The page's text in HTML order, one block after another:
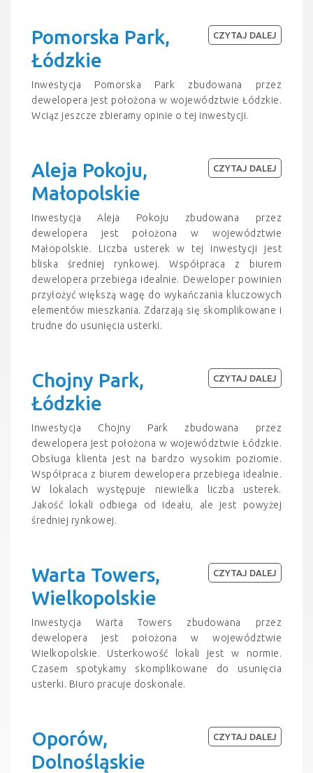
Pomorska Park,
Łódzkie
Inwestycja Pomorska Park zbudowana przez
dewelopera jest położona w województwie Łódzkie.
Wciąz jeszcze zbieramy opinie o tej inwestycji.
CZYTAJ DALEJ
Aleja Pokoju,
Małopolskie
Inwestycja Aleja Pokoju zbudowana przez
dewelopera jest położona w województwie
Małopolskie. Liczba usterek w tej inwestycji jest
bliska średniej rynkowej. Współpraca z biurem
dewelopera przebiega idealnie. Deweloper powinien
przyłożyć większą wagę do wykańczania kluczowych
elementów mieszkania. Zdarzają się skomplikowane i
trudne do usunięcia usterki.
CZYTAJ DALEJ
Chojny Park,
Łódzkie
Inwestycja Chojny Park zbudowana przez
dewelopera jest położona w województwie Łódzkie.
Obsługa klienta jest na bardzo wysokim poziomie.
Współpraca z biurem dewelopera przebiega idealnie.
W lokalach występuje niewielka liczba usterek.
Jakość lokali odbiega od ideału, ale jest powyżej
średniej rynkowej.
CZYTAJ DALEJ
Warta Towers,
Wielkopolskie
Inwestycja Warta Towers zbudowana przez
dewelopera jest położona w województwie
Wielkopolskie. Usterkowość lokali jest w normie.
Czasem spotykamy skomplikowane do usunięcia
usterki. Biuro pracuje doskonale.
CZYTAJ DALEJ
Oporów,
Dolnośląskie
CZYTAJ DALEJ